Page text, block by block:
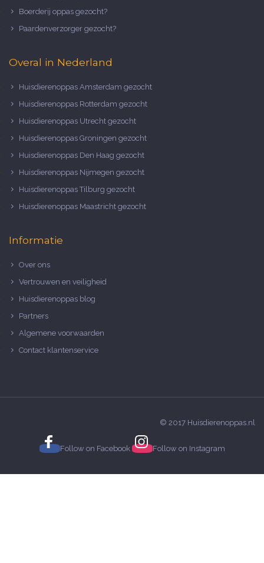
Boerderij oppas gezocht?
Paardenverzorger gezocht?
Overal in Nederland
Huisdierenoppas Amsterdam gezocht
Huisdierenoppas Rotterdam gezocht
Huisdierenoppas Utrecht gezocht
Huisdierenoppas Groningen gezocht
Huisdierenoppas Den Haag gezocht
Huisdierenoppas Nijmegen gezocht
Huisdierenoppas Tilburg gezocht
Huisdierenoppas Maastricht gezocht
Informatie
Over ons
Vertrouwen en veiligheid
Huisdierenoppas blog
Partners
Algemene voorwaarden
Contact klantenservice
© 2017 Huisdierenoppas.nl
Follow on Facebook Follow on Instagram